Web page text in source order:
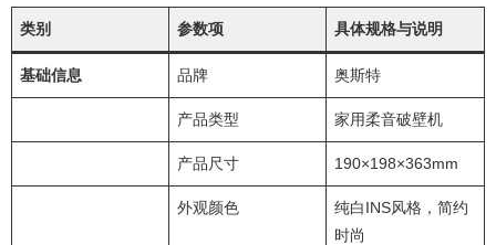
类别 参数项 具体规格与说明
基础信息 品牌 奥斯特
产品类型 家用柔音破壁机
产品尺寸 190×198×363mm
外观颜色
纯白INS风格，简约
时尚